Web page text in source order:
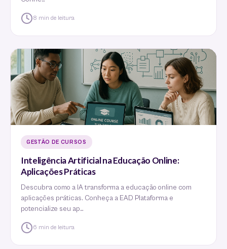
8 min de leitura
GESTÃO DE CURSOS
Inteligência Artificial na Educação Online:
Aplicações Práticas
Descubra como a IA transforma a educação online com
aplicações práticas. Conheça a EAD Plataforma e
potencialize seu ap…
6 min de leitura